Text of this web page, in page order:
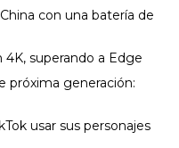
con una batería de
superando a Edge
próxima generación:
usar sus personajes